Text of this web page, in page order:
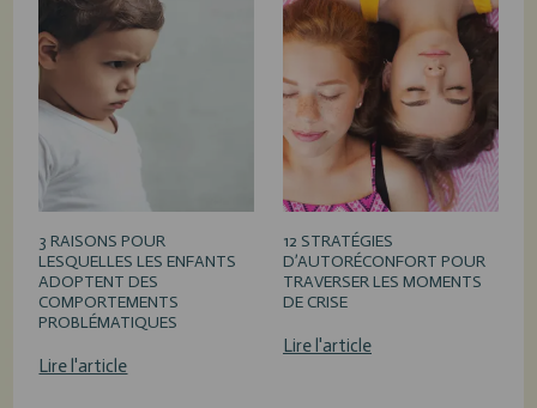
3 RAISONS POUR
LESQUELLES LES ENFANTS
ADOPTENT DES
COMPORTEMENTS
PROBLÉMATIQUES
Lire l'article
12 STRATÉGIES
D’AUTORÉCONFORT POUR
TRAVERSER LES MOMENTS
DE CRISE
Lire l'article